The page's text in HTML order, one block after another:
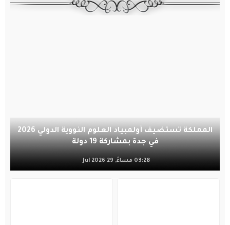
المملكة تستضيف أولمبياد العلوم النووية الدولي 2026
في جدة بمشاركة 19 دولة
03:28 مساءً, 29 Jul 2026